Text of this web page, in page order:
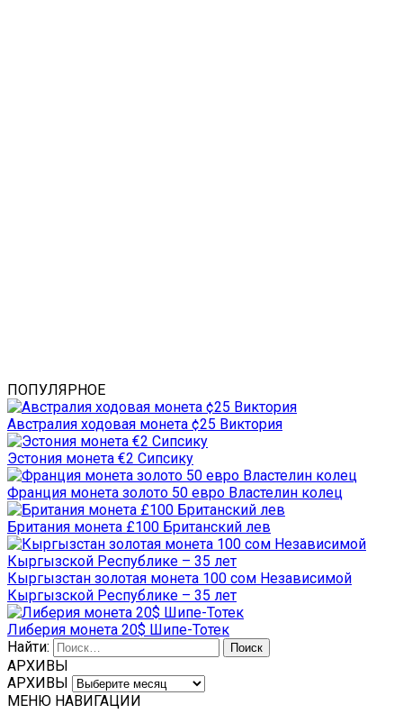
ПОПУЛЯРНОЕ
Австралия ходовая монета ¢25 Виктория
Эстония монета €2 Сипсику
Франция монета золото 50 евро Властелин колец
Британия монета £100 Британский лев
Кыргызстан золотая монета 100 сом Независимой
Кыргызской Республике – 35 лет
Либерия монета 20$ Шипе-Тотек
Найти:
АРХИВЫ
АРХИВЫ
МЕНЮ НАВИГАЦИИ